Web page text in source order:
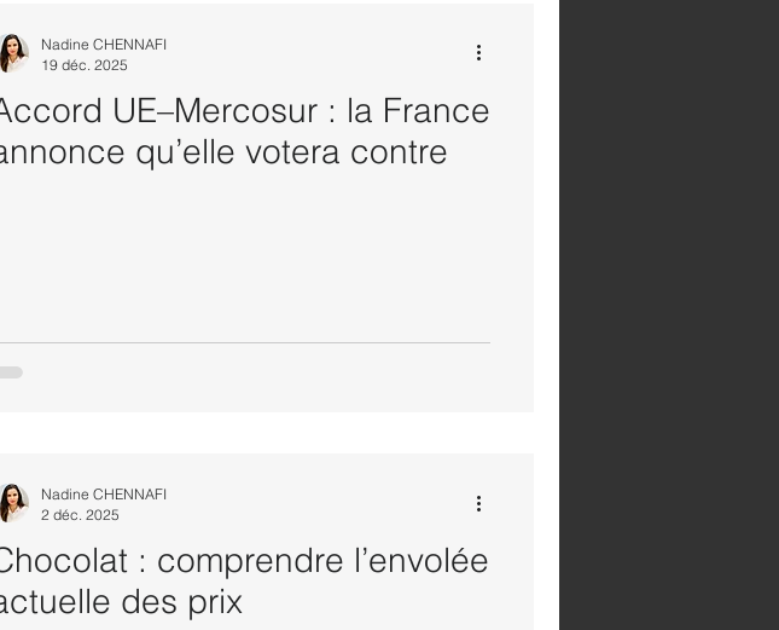
UE–Mercosur : la France
qu’elle votera contre
Nadine CHENNAFI
19 déc. 2025
: comprendre l’envolée
des prix
Nadine CHENNAFI
2 déc. 2025